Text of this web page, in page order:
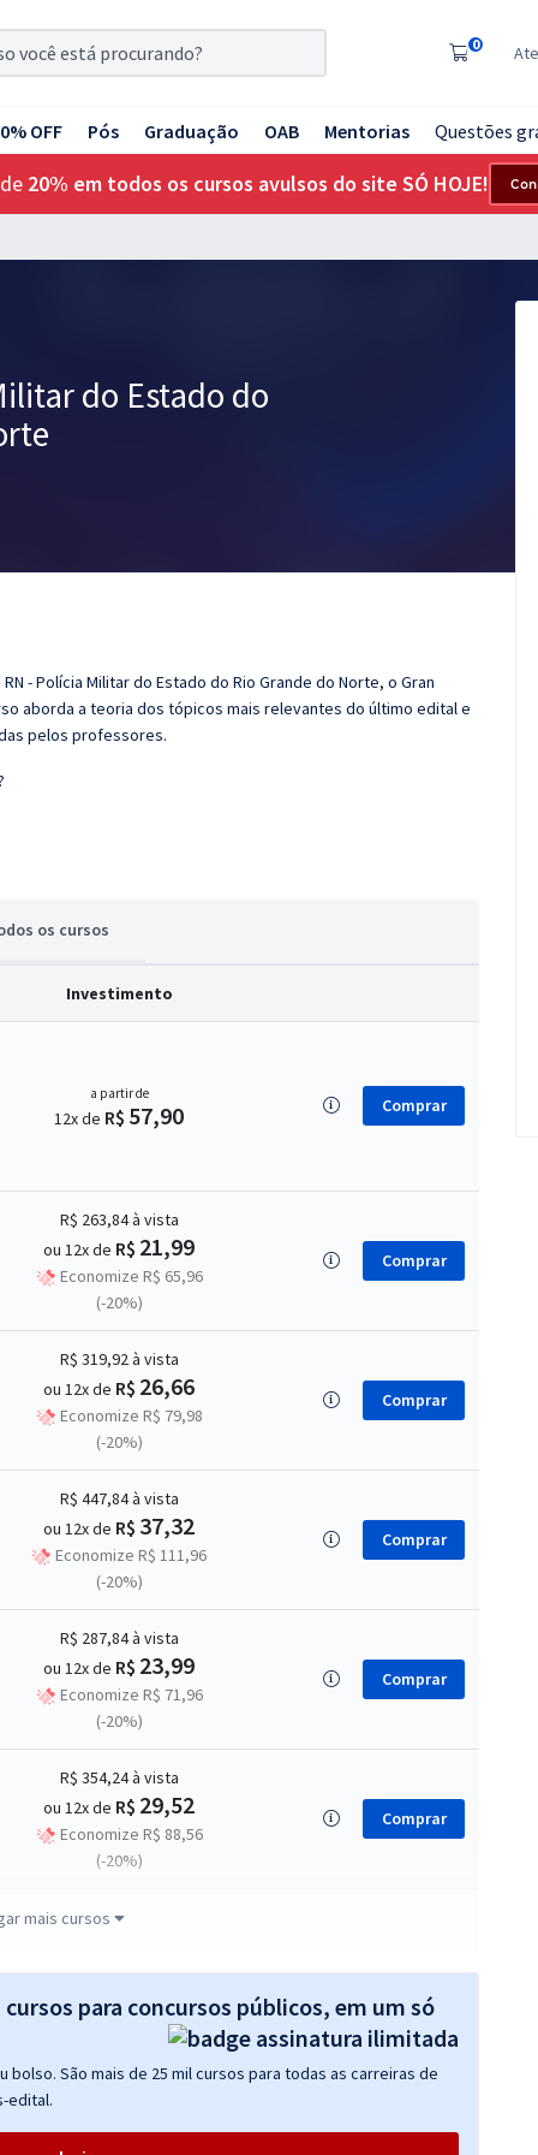
0
OFF Pós Graduação OAB Mentorias Questões
20% em todos os cursos avulsos do site SÓ HOJE!
do Estado do
- Polícia Militar do Estado do Rio Grande do Norte, o Gran
aborda a teoria dos tópicos mais relevantes do último edital e
pelos professores.
os cursos
Investimento
a partir de
12x de R$ 57,90 Comprar
R$ 263,84à vista
ou 12x de R$ 21,99
Economize R$ 65,96
(-20%)
Comprar
R$ 319,92à vista
ou 12x de R$ 26,66
Economize R$ 79,98
(-20%)
Comprar
R$ 447,84à vista
ou 12x de R$ 37,32
Economize R$ 111,96
(-20%)
Comprar
R$ 287,84à vista
ou 12x de R$ 23,99
Economize R$ 71,96
(-20%)
Comprar
R$ 354,24à vista
ou 12x de R$ 29,52
Economize R$ 88,56
(-20%)
Comprar
R$ 367,92
Economize R$ 91,98
(-20%)
ou 12x de R$30,66
(-20%)
mais cursos
para concursos públicos, em um só
São mais de 25 mil cursos para todas as carreiras de
edital.